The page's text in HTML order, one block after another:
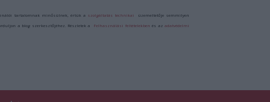
tartalomnak minősülnek, értük a szolgáltatás technikai üzemeltetője semmilyen
a blog szerkesztőjéhez. Részletek a Felhasználási feltételekben és azadatvédelmi